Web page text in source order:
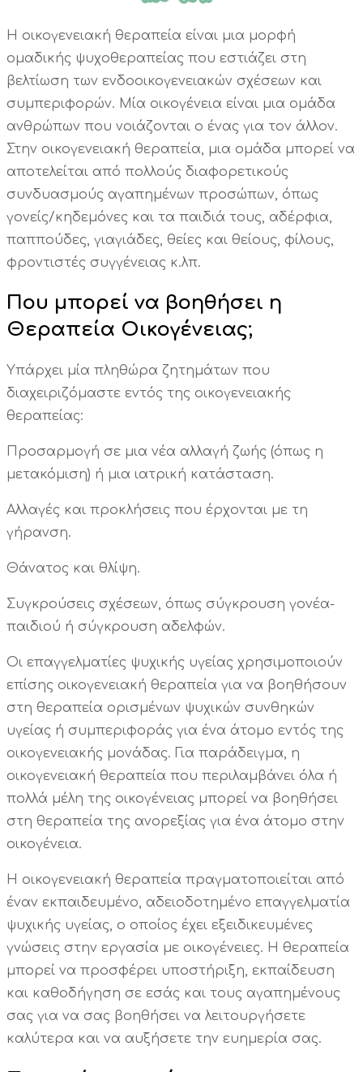
Η οικογενειακή θεραπεία είναι μια μορφή
ομαδικής ψυχοθεραπείας που εστιάζει στη
βελτίωση των ενδοοικογενειακών σχέσεων και
συμπεριφορών. Μία οικογένεια είναι μια ομάδα
ανθρώπων που νοιάζονται ο ένας για τον άλλον.
Στην οικογενειακή θεραπεία, μια ομάδα μπορεί να
αποτελείται από πολλούς διαφορετικούς
συνδυασμούς αγαπημένων προσώπων, όπως
γονείς/κηδεμόνες και τα παιδιά τους, αδέρφια,
παππούδες, γιαγιάδες, θείες και θείους, φίλους,
φροντιστές συγγένειας κ.λπ.
Που μπορεί να βοηθήσει η
Θεραπεία Οικογένειας;
Υπάρχει μία πληθώρα ζητημάτων που
διαχειριζόμαστε εντός της οικογενειακής
θεραπείας:
Προσαρμογή σε μια νέα αλλαγή ζωής (όπως η
μετακόμιση) ή μια ιατρική κατάσταση.
Αλλαγές και προκλήσεις που έρχονται με τη
γήρανση.
Θάνατος και θλίψη.
Συγκρούσεις σχέσεων, όπως σύγκρουση γονέα-
παιδιού ή σύγκρουση αδελφών.
Οι επαγγελματίες ψυχικής υγείας χρησιμοποιούν
επίσης οικογενειακή θεραπεία για να βοηθήσουν
στη θεραπεία ορισμένων ψυχικών συνθηκών
υγείας ή συμπεριφοράς για ένα άτομο εντός της
οικογενειακής μονάδας. Για παράδειγμα, η
οικογενειακή θεραπεία που περιλαμβάνει όλα ή
πολλά μέλη της οικογένειας μπορεί να βοηθήσει
στη θεραπεία της ανορεξίας για ένα άτομο στην
οικογένεια.
Η οικογενειακή θεραπεία πραγματοποιείται από
έναν εκπαιδευμένο, αδειοδοτημένο επαγγελματία
ψυχικής υγείας, ο οποίος έχει εξειδικευμένες
γνώσεις στην εργασία με οικογένειες. Η θεραπεία
μπορεί να προσφέρει υποστήριξη, εκπαίδευση
και καθοδήγηση σε εσάς και τους αγαπημένους
σας για να σας βοηθήσει να λειτουργήσετε
καλύτερα και να αυξήσετε την ευημερία σας.